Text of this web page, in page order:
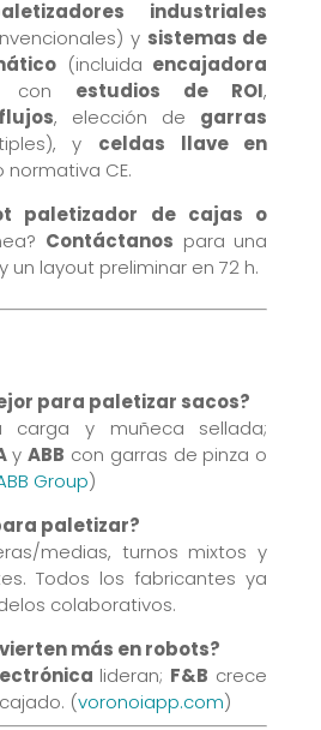
industriales
y sistemas de
(incluida encajadora
con estudios de ROI,
, elección de garras
y celdas llave en
CE.
paletizador de cajas o
Contáctanos para una
layout preliminar en 72 h.
para paletizar sacos?
carga y muñeca sellada;
yABB con garras de pinza o
Group)
paletizar?
medias, turnos mixtos y
Todos los fabricantes ya
colaborativos.
más en robots?
lideran; F&B crece
(voronoiapp.com)